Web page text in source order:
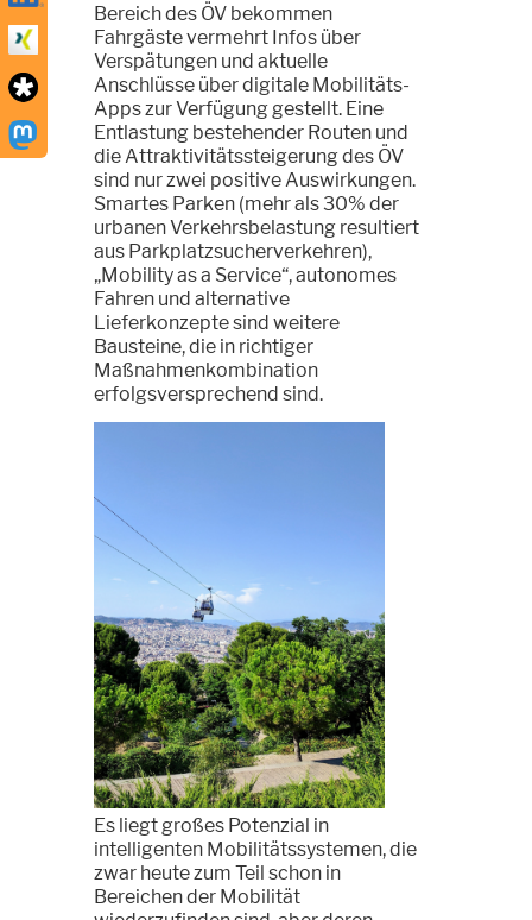
Bereich des ÖV bekommen
Fahrgäste vermehrt Infos über
Verspätungen und aktuelle
Anschlüsse über digitale Mobilitäts-
Apps zur Verfügung gestellt. Eine
Entlastung bestehender Routen und
die Attraktivitätssteigerung des ÖV
sind nur zwei positive Auswirkungen.
Smartes Parken (mehr als 30% der
urbanen Verkehrsbelastung resultiert
aus Parkplatzsucherverkehren),
„Mobility as a Service“, autonomes
Fahren und alternative
Lieferkonzepte sind weitere
Bausteine, die in richtiger
Maßnahmenkombination
erfolgsversprechend sind.
Es liegt großes Potenzial in
intelligenten Mobilitätssystemen, die
zwar heute zum Teil schon in
Bereichen der Mobilität